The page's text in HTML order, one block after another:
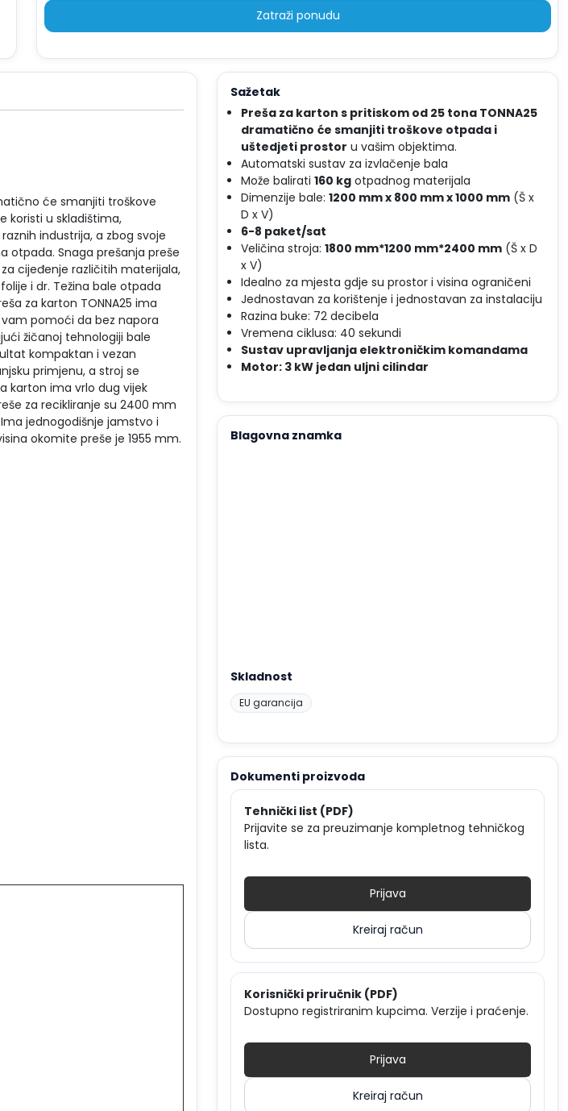
Zatraži ponudu
će smanjiti troškove
koristi u skladištima,
industrija, a zbog svoje
otpada. Snaga prešanja preše
cijeđenje različitih materijala,
i dr. Težina bale otpada
za karton TONNA25 ima
pomoći da bez napora
žičanoj tehnologiji bale
kompaktan i vezan
primjenu, a stroj se
karton ima vrlo dug vijek
za recikliranje su 2400 mm
jednogodišnje jamstvo i
okomite preše je 1955 mm.
Sažetak
Preša za karton s pritiskom od 25 tona TONNA25
dramatično će smanjiti troškove otpada i
uštedjeti prostor u vašim objektima.
Automatski sustav za izvlačenje bala
Može balirati 160 kg otpadnog materijala
Dimenzije bale: 1200 mm x 800 mm x 1000 mm (Š x
D x V)
6-8 paket/sat
Veličina stroja: 1800 mm*1200 mm*2400 mm (Š x D
x V)
Idealno za mjesta gdje su prostor i visina ograničeni
Jednostavan za korištenje i jednostavan za instalaciju
Razina buke: 72 decibela
Vremena ciklusa: 40 sekundi
Sustav upravljanja elektroničkim komandama
Motor: 3 kW jedan uljni cilindar
Blagovna znamka
Skladnost
EU garancija
Dokumenti proizvoda
Tehnički list (PDF)
Prijavite se za preuzimanje kompletnog tehničkog
lista.
Prijava
Kreiraj račun
Korisnički priručnik (PDF)
Dostupno registriranim kupcima. Verzije i praćenje.
Prijava
Kreiraj račun